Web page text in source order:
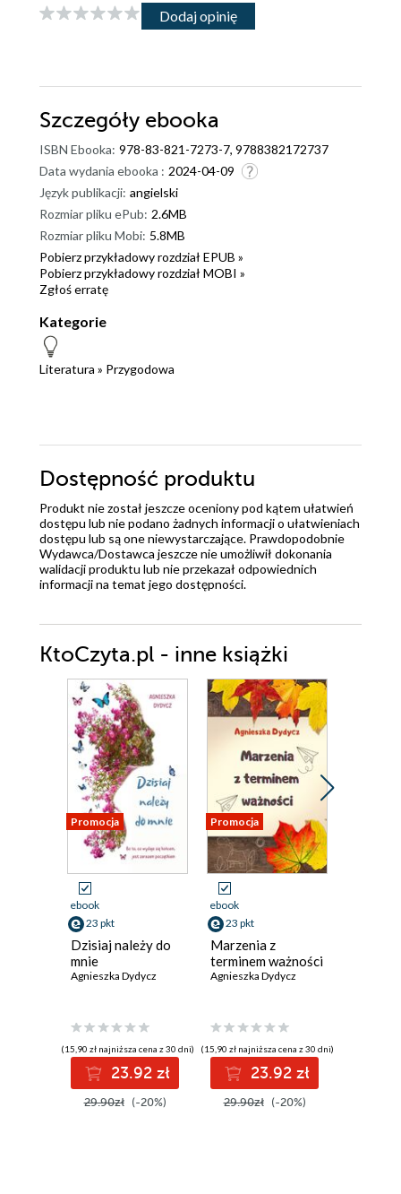
Dodaj opinię
Szczegóły ebooka
ISBN Ebooka: 978-83-821-7273-7, 9788382172737
Data wydania ebooka : 2024-04-09
Język publikacji: angielski
Rozmiar pliku ePub: 2.6MB
Rozmiar pliku Mobi: 5.8MB
Pobierz przykładowy rozdział EPUB »
Pobierz przykładowy rozdział MOBI »
Zgłoś erratę
Kategorie
Literatura » Przygodowa
Dostępność produktu
Produkt nie został jeszcze oceniony pod kątem ułatwień
dostępu lub nie podano żadnych informacji o ułatwieniach
dostępu lub są one niewystarczające. Prawdopodobnie
Wydawca/Dostawca jeszcze nie umożliwił dokonania
walidacji produktu lub nie przekazał odpowiednich
informacji na temat jego dostępności.
KtoCzyta.pl - inne książki
Promocja
ebook
23 pkt
Dzisiaj należy do
mnie
Agnieszka Dydycz
(15,90 zł najniższa cena z 30 dni)
23.92 zł
29.90zł (-20%)
Promocja
ebook
23 pkt
Marzenia z
terminem ważności
Agnieszka Dydycz
(15,90 zł najniższa cena z 30 dni)
23.92 zł
29.90zł (-20%)